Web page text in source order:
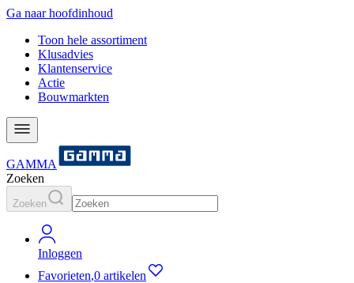
Ga naar hoofdinhoud
Toon hele assortiment
Klusadvies
Klantenservice
Actie
Bouwmarkten
GAMMA
Zoeken
Zoeken
Inloggen
Favorieten,0 artikelen